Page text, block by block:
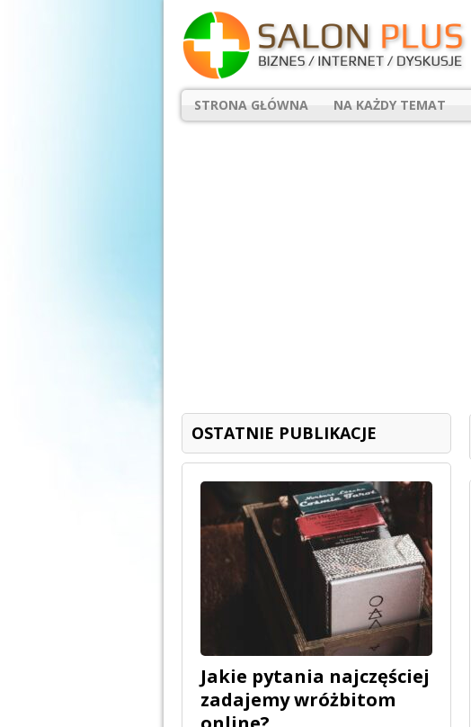
STRONA GŁÓWNA NA KAŻDY TEMAT
OSTATNIE PUBLIKACJE
Jakie pytania najczęściej
zadajemy wróżbitom